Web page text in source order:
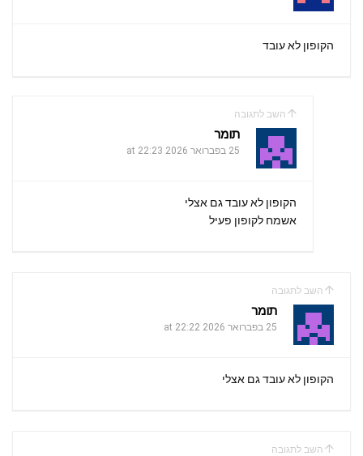
הקופון לא עובד
השב לתגובה
תומר
25 בפברואר 2026 at 22:23
הקופון לא עובד גם אצלי
אשמח לקופון פעיל
השב לתגובה
תומר
25 בפברואר 2026 at 22:22
הקופון לא עובד גם אצלי
השב לתגובה